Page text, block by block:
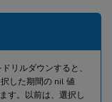
リルダウンすると、
した期間の nil 値
す。以前は、選択し